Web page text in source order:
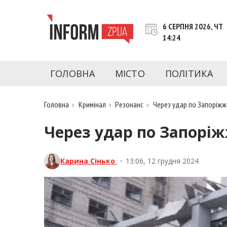
INFORM.ZP.UA – це інформаційний
Запоріжжя та Запорізької області на день.
6 СЕРПНЯ 2026, ЧТ
14:24
ГОЛОВНА МІСТО ПОЛІТИКА
Головна » Кримінал »Резонанс » Через удар по
Через удар по
Карина Сінько • 13:06, 12 грудня 2024